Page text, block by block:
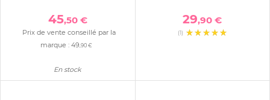
45,50 €
Prix de vente conseillé par la
marque :49 ,90 €
En stock
29,90 €
(1)